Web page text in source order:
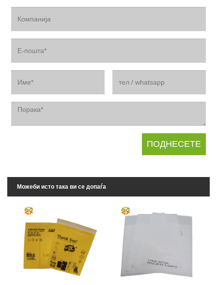
Можеби исто така ви се допаѓа